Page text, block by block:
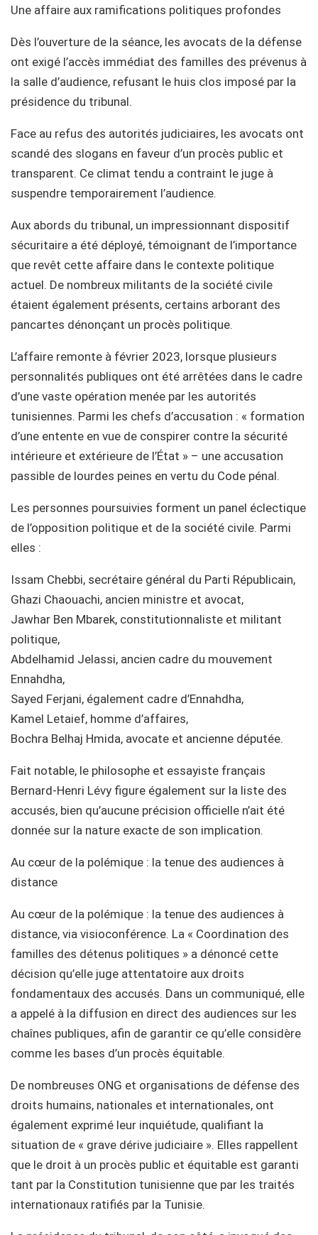
Une affaire aux ramifications politiques profondes
Dès l’ouverture de la séance, les avocats de la défense
ont exigé l’accès immédiat des familles des prévenus à
la salle d’audience, refusant le huis clos imposé par la
présidence du tribunal.
Face au refus des autorités judiciaires, les avocats ont
scandé des slogans en faveur d’un procès public et
transparent. Ce climat tendu a contraint le juge à
suspendre temporairement l’audience.
Aux abords du tribunal, un impressionnant dispositif
sécuritaire a été déployé, témoignant de l’importance
que revêt cette affaire dans le contexte politique
actuel. De nombreux militants de la société civile
étaient également présents, certains arborant des
pancartes dénonçant un procès politique.
L’affaire remonte à février 2023, lorsque plusieurs
personnalités publiques ont été arrêtées dans le cadre
d’une vaste opération menée par les autorités
tunisiennes. Parmi les chefs d’accusation : « formation
d’une entente en vue de conspirer contre la sécurité
intérieure et extérieure de l’État » – une accusation
passible de lourdes peines en vertu du Code pénal.
Les personnes poursuivies forment un panel éclectique
de l’opposition politique et de la société civile. Parmi
elles :
Issam Chebbi, secrétaire général du Parti Républicain,
Ghazi Chaouachi, ancien ministre et avocat,
Jawhar Ben Mbarek, constitutionnaliste et militant
politique,
Abdelhamid Jelassi, ancien cadre du mouvement
Ennahdha,
Sayed Ferjani, également cadre d’Ennahdha,
Kamel Letaief, homme d’affaires,
Bochra Belhaj Hmida, avocate et ancienne députée.
Fait notable, le philosophe et essayiste français
Bernard-Henri Lévy figure également sur la liste des
accusés, bien qu’aucune précision officielle n’ait été
donnée sur la nature exacte de son implication.
Au cœur de la polémique : la tenue des audiences à
distance
Au cœur de la polémique : la tenue des audiences à
distance, via visioconférence. La « Coordination des
familles des détenus politiques » a dénoncé cette
décision qu’elle juge attentatoire aux droits
fondamentaux des accusés. Dans un communiqué, elle
a appelé à la diffusion en direct des audiences sur les
chaînes publiques, afin de garantir ce qu’elle considère
comme les bases d’un procès équitable.
De nombreuses ONG et organisations de défense des
droits humains, nationales et internationales, ont
également exprimé leur inquiétude, qualifiant la
situation de « grave dérive judiciaire ». Elles rappellent
que le droit à un procès public et équitable est garanti
tant par la Constitution tunisienne que par les traités
internationaux ratifiés par la Tunisie.